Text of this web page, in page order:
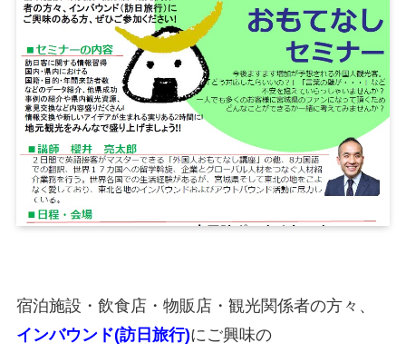
宿泊施設・飲食店・物販店・観光関係者の方々、
インバウンド(訪日旅行)にご興味の